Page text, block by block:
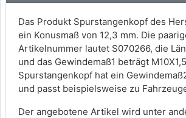
Das Produkt Spurstangenkopf des
ein Konusmaß von 12,3 mm. Die
Artikelnummer lautet S070266, die
und das Gewindemaß1 beträgt
Spurstangenkopf hat ein
und passt beispielsweise zu
Der angebotene Artikel wird unter